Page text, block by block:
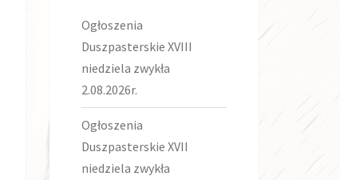
Ogłoszenia
Duszpasterskie XVIII
niedziela zwykła
2.08.2026r.
Ogłoszenia
Duszpasterskie XVII
niedziela zwykła